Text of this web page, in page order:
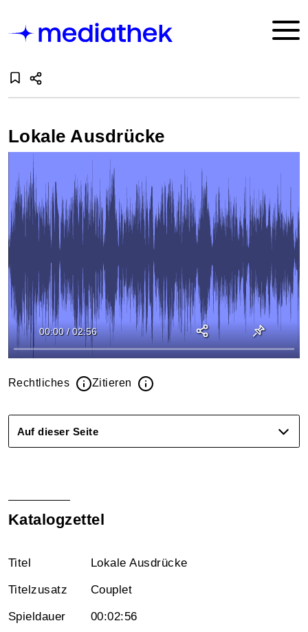
Lokale Ausdrücke
00:00 / 02:56
Rechtliches Zitieren
Auf dieser Seite
Katalogzettel
Titel Lokale Ausdrücke
Titelzusatz Couplet
Spieldauer 00:02:56